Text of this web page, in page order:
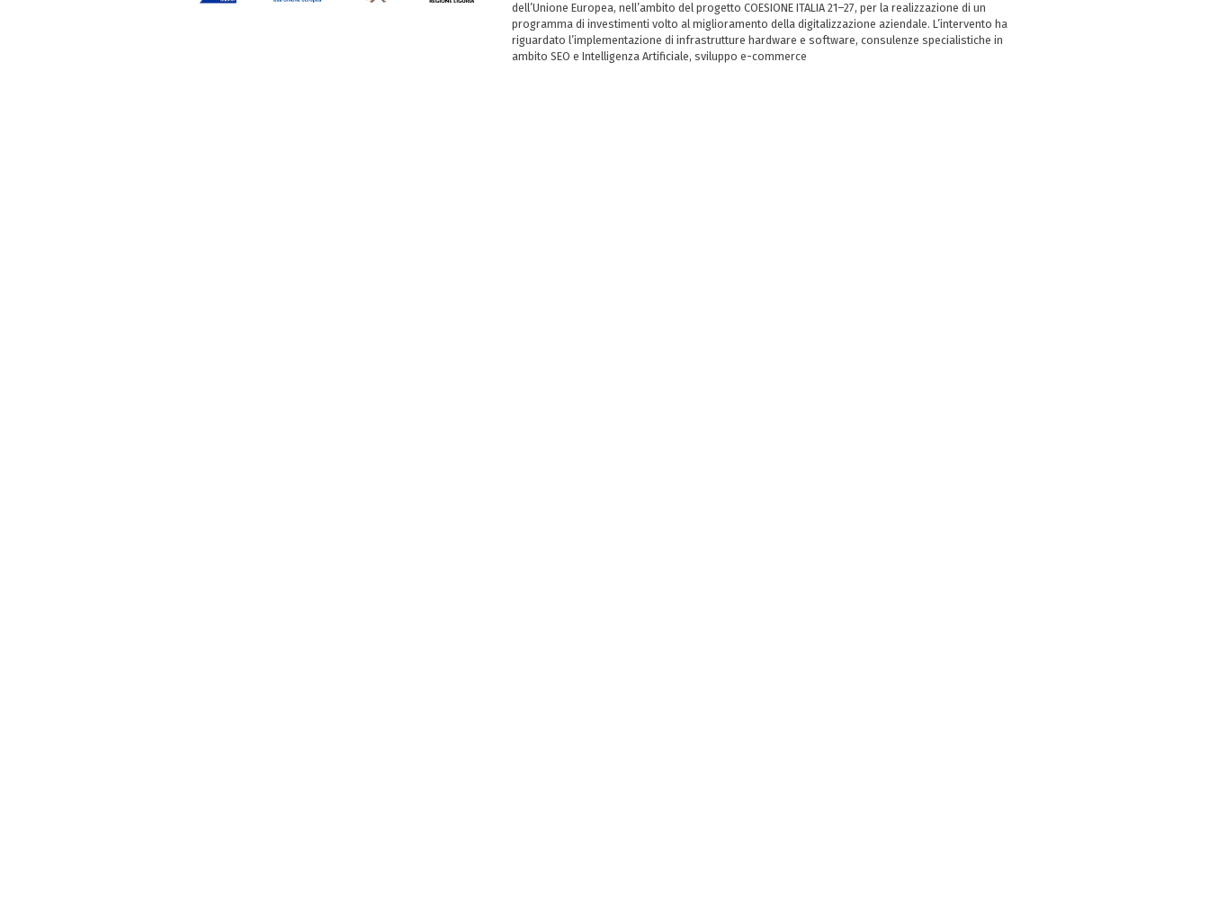
dell’Unione Europea, nell’ambito del progetto COESIONE ITALIA 21–27, per la realizzazione di un
programma di investimenti volto al miglioramento della digitalizzazione aziendale. L’intervento ha
riguardato l’implementazione di infrastrutture hardware e software, consulenze specialistiche in
ambito SEO e Intelligenza Artificiale, sviluppo e-commerce